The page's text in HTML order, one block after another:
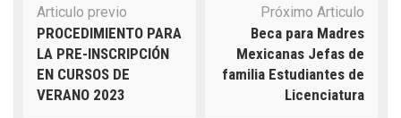
de
publicación
Articulo previo
PROCEDIMIENTO PARA
LA PRE-INSCRIPCIÓN
EN CURSOS DE
VERANO 2023
Próximo Articulo
Beca para Madres
Mexicanas Jefas de
familia Estudiantes de
Licenciatura